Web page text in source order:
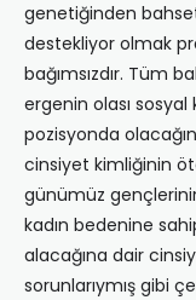
genetiğinden
destekliyor olmak
bağımsızdır. Tüm
ergenin olası
pozisyonda
cinsiyet kimliğinin
günümüz
kadın bedenine
alacağına dair
sorunlarıymış gibi